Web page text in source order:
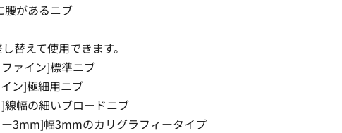
があるニブ
替えて使用できます。
ァイン]標準ニブ
ン]極細用ニブ
幅の細いブロードニブ
3mm]幅3mmのカリグラフィータイプ